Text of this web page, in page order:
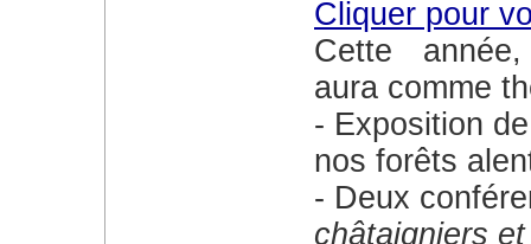
Cliquer pour
Cette année, l’exposition multidisciplinaire
aura comme
Exposition
nos forêts
Deux
châtaigniers